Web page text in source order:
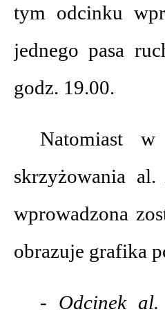
tym odcinku
jednego pasa
godz. 19.00.
Natomiast
skrzyżowania
wprowadzona
obrazuje grafika
- Odcinek al.